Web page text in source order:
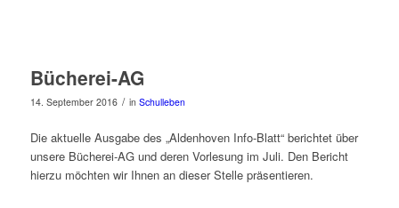
Bücherei-AG
14. September 2016 / in Schulleben
Die aktuelle Ausgabe des „Aldenhoven Info-Blatt“ berichtet über
unsere Bücherei-AG und deren Vorlesung im Juli. Den Bericht
hierzu möchten wir Ihnen an dieser Stelle präsentieren.